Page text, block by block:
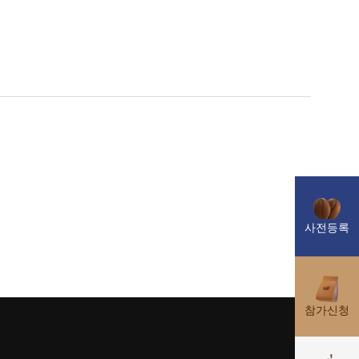
사전등록
참가신청